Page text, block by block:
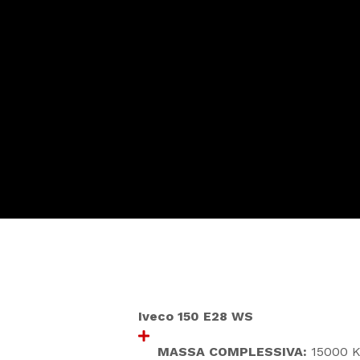
Iveco 150 E28 WS
MASSA COMPLESSIVA: 15000